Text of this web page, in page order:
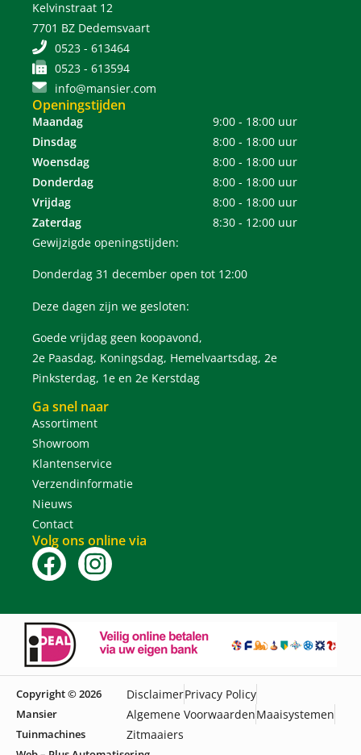
Kelvinstraat 12
7701 BZ Dedemsvaart
0523 - 613464
0523 - 613594
info@mansier.com
Openingstijden
Maandag
9:00 - 18:00 uur
Dinsdag
8:00 - 18:00 uur
Woensdag
8:00 - 18:00 uur
Donderdag
8:00 - 18:00 uur
Vrijdag
8:00 - 18:00 uur
Zaterdag
8:30 - 12:00 uur
Gewijzigde openingstijden:
Donderdag 31 december open tot 12:00
Deze dagen zijn we gesloten:
Goede vrijdag geen koopavond,
2e Paasdag, Koningsdag, Hemelvaartsdag, 2e
Pinksterdag, 1e en 2e Kerstdag
Ga snel naar
Assortiment
Showroom
Klantenservice
Verzendinformatie
Nieuws
Contact
Volg ons online via
Copyright © 2026
Mansier
Tuinmachines
DisclaimerPrivacy Policy
Algemene VoorwaardenMaaisystemen
Zitmaaiers